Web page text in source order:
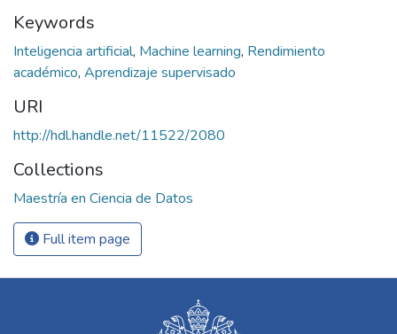
Keywords
Inteligencia artificial, Machine learning, Rendimiento
académico, Aprendizaje supervisado
URI
http://hdl.handle.net/11522/2080
Collections
Maestría en Ciencia de Datos
Full item page